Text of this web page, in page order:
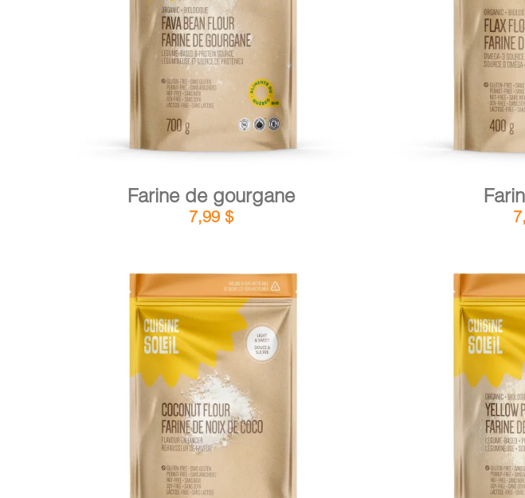
AJOUTER AU PANIER
Farine de gourgane
7,99$
AJOUTER AU
AJOUTER AU PANIER / DÉTAILS AJOUTER AU